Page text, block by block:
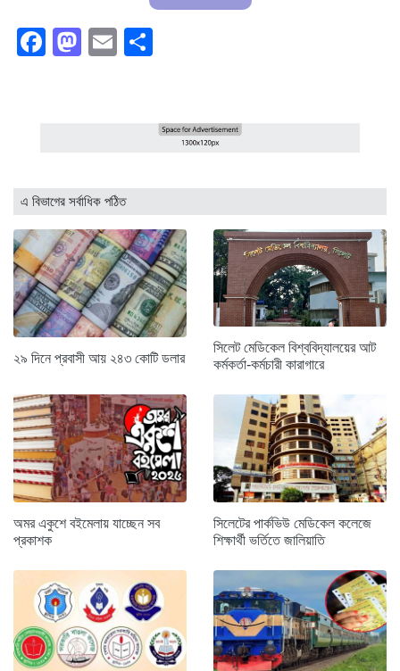
Facebook
Mastodon
Email
এ বিভাগের সর্বাধিক পঠিত
২৯ দিনে প্রবাসী আয় ২৪৩ কোটি ডলার
সিলেট মেডিকেল বিশ্ববিদ্যালয়ের আট
কর্মকর্তা-কর্মচারী কারাগারে
অমর একুশে বইমেলায় যাচ্ছেন সব
প্রকাশক
সিলেটের পার্কভিউ মেডিকেল কলেজে
শিক্ষার্থী ভর্তিতে জালিয়াতি